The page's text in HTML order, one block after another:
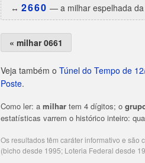
↔️ 2660 — a milhar espelhada
« milhar 0661
Veja também o Túnel do Tempo de
Poste.
Como ler: a milhar tem 4 dígitos; o
estatísticas varrem o histórico inteiro:
Os resultados têm caráter informativo e
(bicho desde 1995; Loteria Federal desde